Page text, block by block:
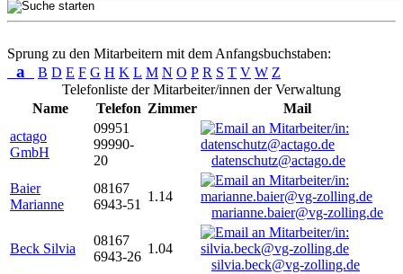
Sprung zu den Mitarbeitern mit dem Anfangsbuchstaben:
a B D E F G H K L M N O P R S T V W Z
Telefonliste der Mitarbeiter/innen der Verwaltung
Name
Telefon Zimmer
Mail
actago
GmbH
09951
99990-
20
datenschutz@actago.de
Baier
Marianne
08167
6943-51
1.14
marianne.baier@vg-zolling.de
Beck Silvia
08167
6943-26
1.04
silvia.beck@vg-zolling.de